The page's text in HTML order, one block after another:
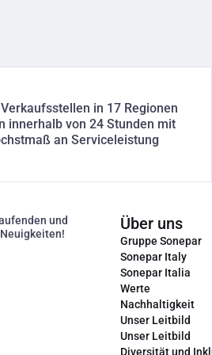
in 17 Regionen
innerhalb von 24 Stunden mit
an Serviceleistung
und
Über uns
Gruppe Sonepar
Sonepar Italy
Sonepar Italia
Werte
Nachhaltigkeit
Unser Leitbild
Unser Leitbild
Diversität und